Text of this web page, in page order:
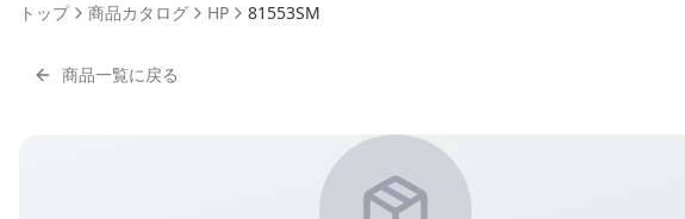
トップ 商品カタログ HP 81553SM
商品一覧に戻る